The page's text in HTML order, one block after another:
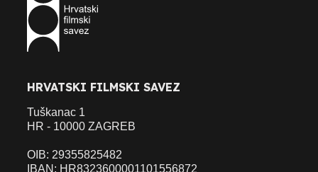
HRVATSKI FILMSKI SAVEZ
Tuškanac 1
HR - 10000 ZAGREB
OIB: 29355825482
IBAN: HR8323600001101556872